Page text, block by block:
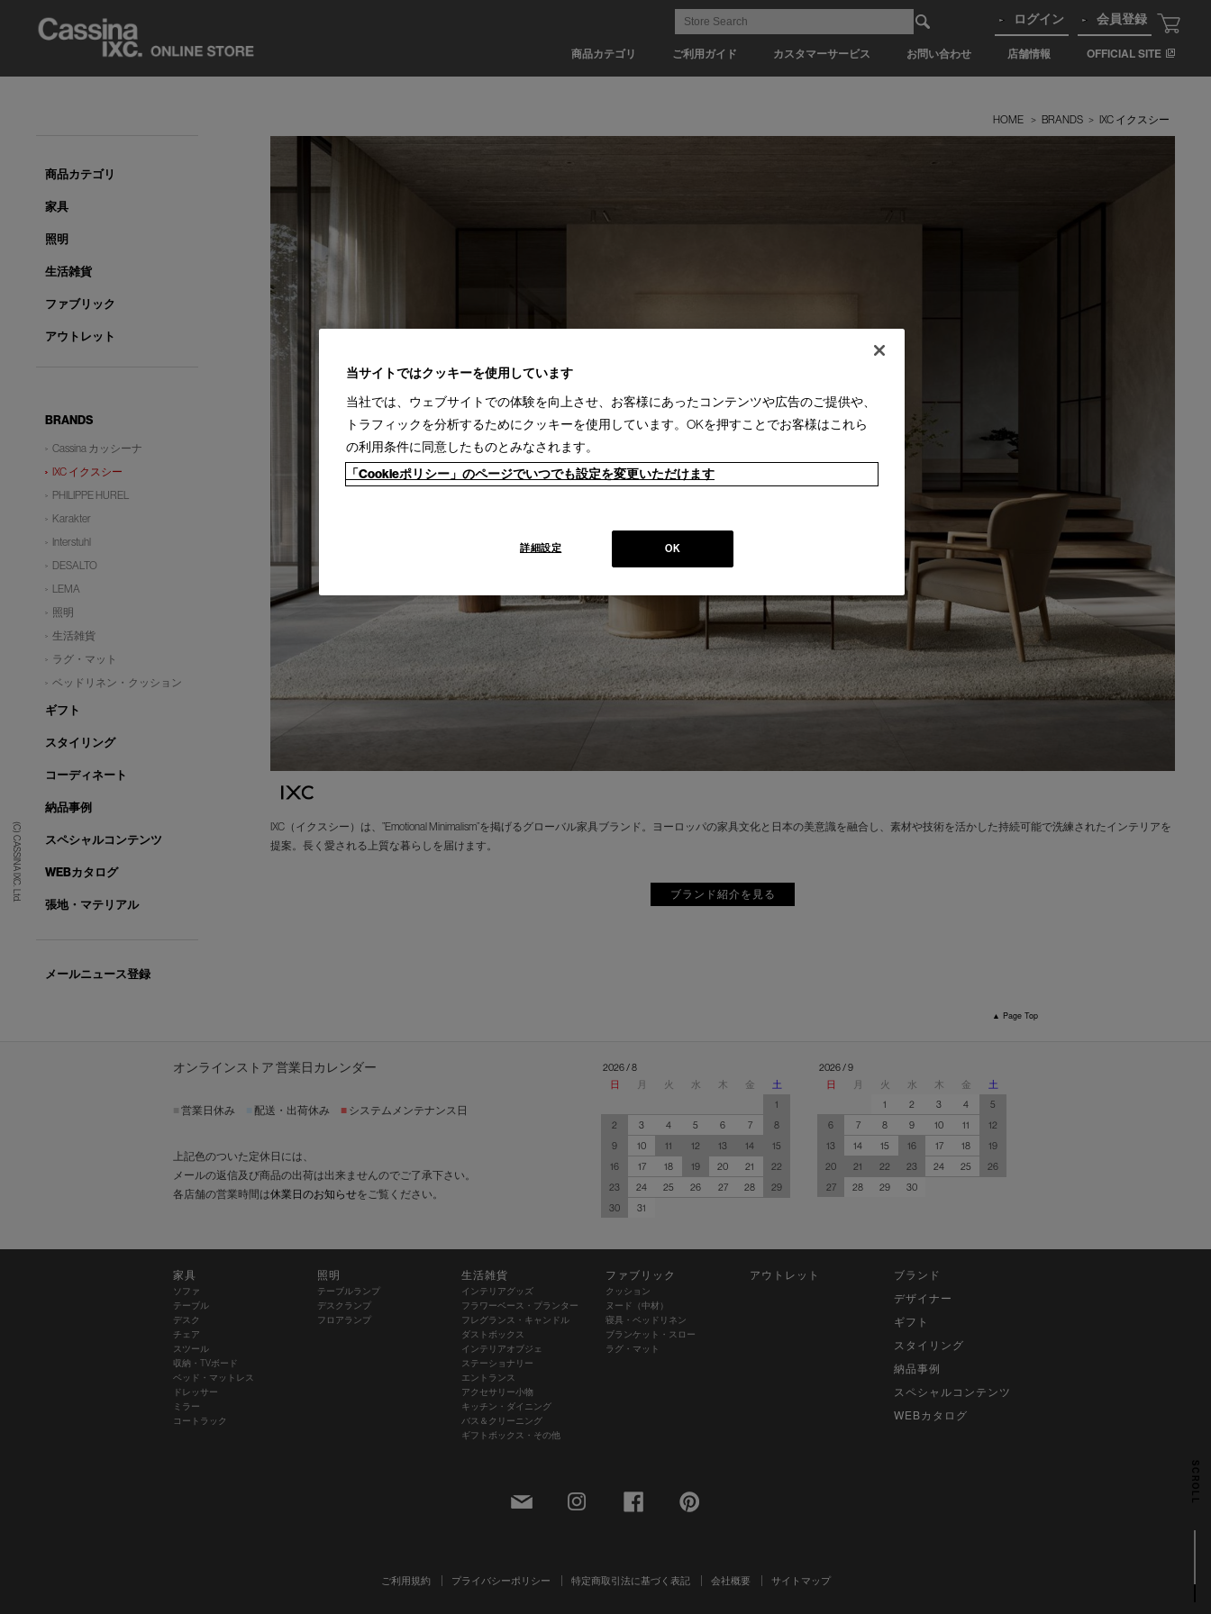
商品カテゴリ ご利用ガイド カスタマーサービス お問い合わせ 店舗情報 OFFICIAL SITE
ログイン 会員登録
(C) CASSINA IXC. Ltd.
SCROLL
HOME > BRANDS > IXC イクスシー
IXC（イクスシー）は、”Emotional Minimalism”を掲げるグローバル家具ブランド。ヨーロッパの家具文化と日本の美意識を融合し、素材や技術を活かした持続可能で洗練されたインテリアを
提案。長く愛される上質な暮らしを届けます。
ブランド紹介を見る
商品カテゴリ
家具
照明
生活雑貨
ファブリック
アウトレット
BRANDS
Cassina カッシーナ
IXC イクスシー
PHILIPPE HUREL
Karakter
Interstuhl
DESALTO
LEMA
照明
生活雑貨
ラグ・マット
ベッドリネン・クッション
ギフト
スタイリング
コーディネート
納品事例
スペシャルコンテンツ
WEBカタログ
張地・マテリアル
メールニュース登録
▲ Page Top
オンラインストア 営業日カレンダー
営業日休み 配送・出荷休み ■ システムメンテナンス日
上記色のついた定休日には、
メールの返信及び商品の出荷は出来ませんのでご了承下さい。
各店舗の営業時間は休業日のお知らせをご覧ください。
2026 / 8
日
月 火 水 木 金
土
1
2
3 4 5 6 7
8
9
10 11 12 13 14
15
16
17 18 19 20 21
22
23
24 25 26 27 28
29
30
31
2026 / 9
日
月 火 水 木 金
土
1
2 3 4
5
6
7 8 9 10 11
12
13
14 15 16 17 18
19
20
21 22 23 24 25
26
27
28 29 30
家具
ソファ
テーブル
デスク
チェア
スツール
収納・TVボード
ベッド・マットレス
ドレッサー
ミラー
コートラック
照明
テーブルランプ
デスクランプ
フロアランプ
生活雑貨
インテリアグッズ
フラワーベース・プランター
フレグランス・キャンドル
ダストボックス
インテリアオブジェ
ステーショナリー
エントランス
アクセサリー小物
キッチン・ダイニング
バス＆クリーニング
ギフトボックス・その他
ファブリック
クッション
ヌード（中材）
寝具・ベッドリネン
ブランケット・スロー
ラグ・マット
アウトレット
ブランド
デザイナー
ギフト
スタイリング
納品事例
スペシャルコンテンツ
WEBカタログ
ご利用規約 プライバシーポリシー 特定商取引法に基づく表記 会社概要 サイトマップ
当サイトではクッキーを使用しています
当社では、ウェブサイトでの体験を向上させ、お客様にあったコンテンツや広告のご提供や、
トラフィックを分析するためにクッキーを使用しています。OKを押すことでお客様はこれら
の利用条件に同意したものとみなされます。
「Cookieポリシー」のページでいつでも設定を変更いただけます
OK
詳細設定